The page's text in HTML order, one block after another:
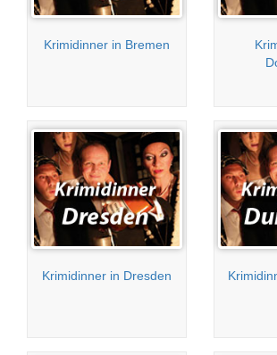
Krimidinner in Bremen
Krimidinner in Dresden